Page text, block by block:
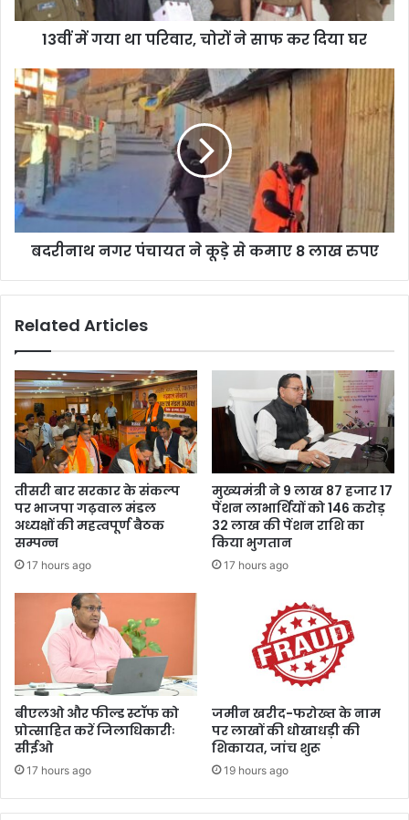
रि
,
चो
रों
ने
सा
फ
क
र
दि
13वीं में गया था परिवार, चोरों ने साफ कर दिया घर
ब
द
ना
थ
न
ग
र
पं
कू
क
मा
ए
8
ख
रु
प
ए
बदरीनाथ नगर पंचायत ने कूड़े से कमाए 8 लाख रुपए
Related Articles
तीसरी बार सरकार के संकल्प
पर भाजपा गढ़वाल मंडल
अध्यक्षों की महत्वपूर्ण बैठक
सम्पन्न
17 hours ago
मुख्यमंत्री ने 9 लाख 87 हजार 17
पेंशन लाभार्थियों को 146 करोड़
32 लाख की पेंशन राशि का
किया भुगतान
17 hours ago
बीएलओ और फील्ड स्टॉफ को
प्रोत्साहित करें जिलाधिकारीः
सीईओ
17 hours ago
जमीन खरीद-फरोख्त के नाम
पर लाखों की धोखाधड़ी की
शिकायत, जांच शुरू
19 hours ago